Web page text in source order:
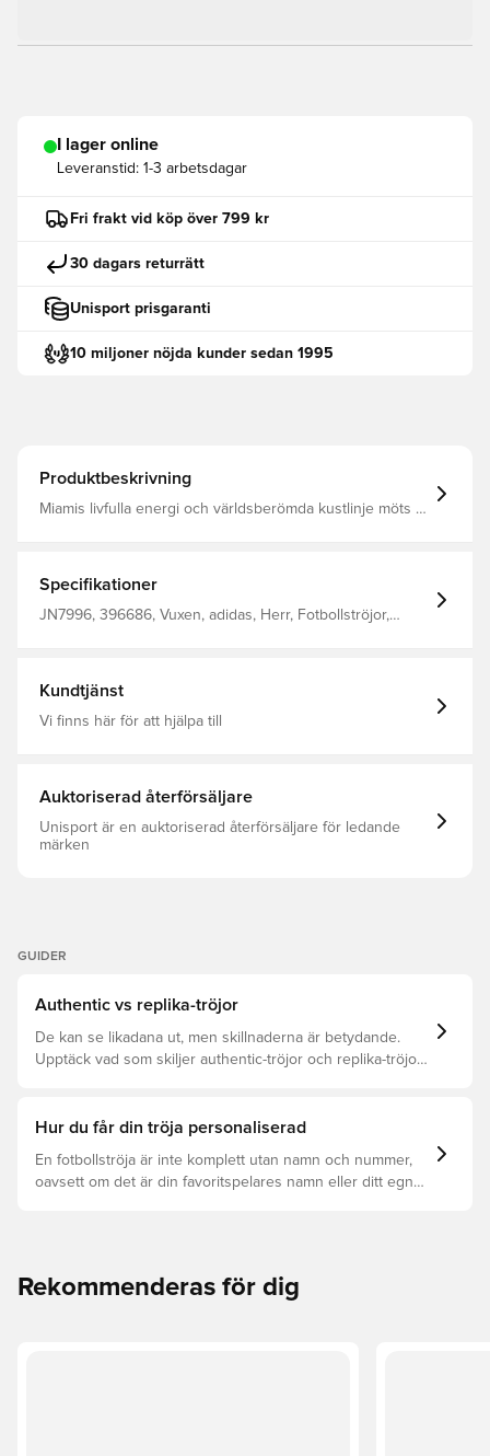
I lager online
Leveranstid: 1-3 arbetsdagar
Fri frakt vid köp över 799 kr
30 dagars returrätt
Unisport prisgaranti
10 miljoner nöjda kunder sedan 1995
Produktbeskrivning
Miamis livfulla energi och världsberömda kustlinje möts i
lugnande elegans. Värmeapplicerat klubbemblem, adidas
Trefoil och Lionel Messis namn och nummer bidrar till
looken. Fukthanterande AEROREADY och en
CF-klubbemblem
Specifikationer
JN7996, 396686, Vuxen, adidas, Herr, Fotbollströjor,
Kundtjänst
Vi finns här för att hjälpa till
Auktoriserad återförsäljare
Unisport är en auktoriserad återförsäljare för ledande
märken
GUIDER
Authentic vs replika-tröjor
De kan se likadana ut, men skillnaderna är betydande.
Upptäck vad som skiljer authentic-tröjor och replika-tröjor
Hur du får din tröja personaliserad
En fotbollströja är inte komplett utan namn och nummer,
oavsett om det är din favoritspelares namn eller ditt egna.
Rekommenderas för dig